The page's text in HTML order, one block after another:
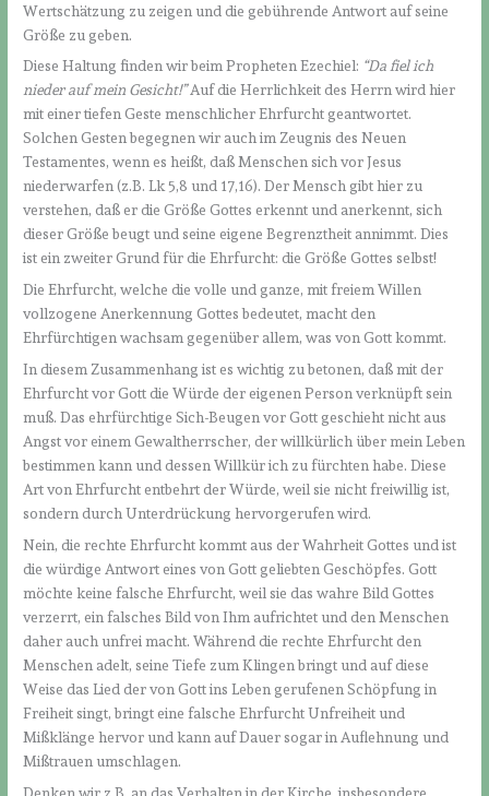
Wertschätzung zu zeigen und die gebührende Antwort auf seine
Größe zu geben.
Diese Haltung finden wir beim Propheten Ezechiel: “Da fiel ich
nieder auf mein Gesicht!”Auf die Herrlichkeit des Herrn wird hier
mit einer tiefen Geste menschlicher Ehrfurcht geantwortet.
Solchen Gesten begegnen wir auch im Zeugnis des Neuen
Testamentes, wenn es heißt, daß Menschen sich vor Jesus
niederwarfen (z.B. Lk 5,8 und 17,16). Der Mensch gibt hier zu
verstehen, daß er die Größe Gottes erkennt und anerkennt, sich
dieser Größe beugt und seine eigene Begrenztheit annimmt. Dies
ist ein zweiter Grund für die Ehrfurcht: die Größe Gottes selbst!
Die Ehrfurcht, welche die volle und ganze, mit freiem Willen
vollzogene Anerkennung Gottes bedeutet, macht den
Ehrfürchtigen wachsam gegenüber allem, was von Gott kommt.
In diesem Zusammenhang ist es wichtig zu betonen, daß mit der
Ehrfurcht vor Gott die Würde der eigenen Person verknüpft sein
muß. Das ehrfürchtige Sich-Beugen vor Gott geschieht nicht aus
Angst vor einem Gewaltherrscher, der willkürlich über mein Leben
bestimmen kann und dessen Willkür ich zu fürchten habe. Diese
Art von Ehrfurcht entbehrt der Würde, weil sie nicht freiwillig ist,
sondern durch Unterdrückung hervorgerufen wird.
Nein, die rechte Ehrfurcht kommt aus der Wahrheit Gottes und ist
die würdige Antwort eines von Gott geliebten Geschöpfes. Gott
möchte keine falsche Ehrfurcht, weil sie das wahre Bild Gottes
verzerrt, ein falsches Bild von Ihm aufrichtet und den Menschen
daher auch unfrei macht. Während die rechte Ehrfurcht den
Menschen adelt, seine Tiefe zum Klingen bringt und auf diese
Weise das Lied der von Gott ins Leben gerufenen Schöpfung in
Freiheit singt, bringt eine falsche Ehrfurcht Unfreiheit und
Mißklänge hervor und kann auf Dauer sogar in Auflehnung und
Mißtrauen umschlagen.
Denken wir z.B. an das Verhalten in der Kirche, insbesondere